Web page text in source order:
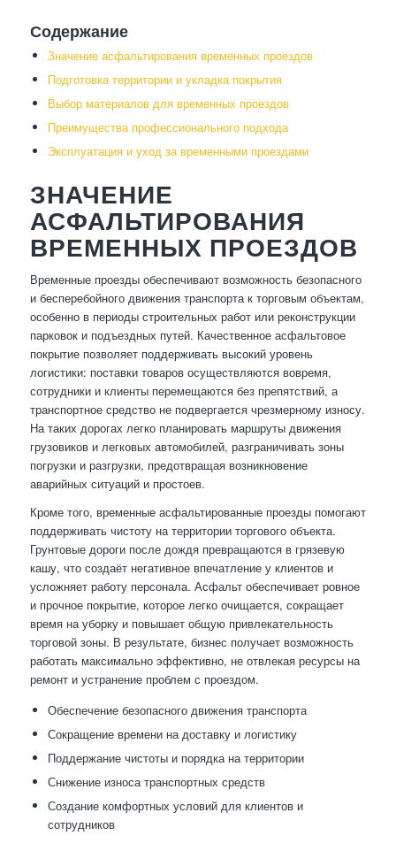
Содержание
Значение асфальтирования временных проездов
Подготовка территории и укладка покрытия
Выбор материалов для временных проездов
Преимущества профессионального подхода
Эксплуатация и уход за временными проездами
ЗНАЧЕНИЕ
АСФАЛЬТИРОВАНИЯ
ВРЕМЕННЫХ ПРОЕЗДОВ
Временные проезды обеспечивают возможность безопасного
и бесперебойного движения транспорта к торговым объектам,
особенно в периоды строительных работ или реконструкции
парковок и подъездных путей. Качественное асфальтовое
покрытие позволяет поддерживать высокий уровень
логистики: поставки товаров осуществляются вовремя,
сотрудники и клиенты перемещаются без препятствий, а
транспортное средство не подвергается чрезмерному износу.
На таких дорогах легко планировать маршруты движения
грузовиков и легковых автомобилей, разграничивать зоны
погрузки и разгрузки, предотвращая возникновение
аварийных ситуаций и простоев.
Кроме того, временные асфальтированные проезды помогают
поддерживать чистоту на территории торгового объекта.
Грунтовые дороги после дождя превращаются в грязевую
кашу, что создаёт негативное впечатление у клиентов и
усложняет работу персонала. Асфальт обеспечивает ровное
и прочное покрытие, которое легко очищается, сокращает
время на уборку и повышает общую привлекательность
торговой зоны. В результате, бизнес получает возможность
работать максимально эффективно, не отвлекая ресурсы на
ремонт и устранение проблем с проездом.
Обеспечение безопасного движения транспорта
Сокращение времени на доставку и логистику
Поддержание чистоты и порядка на территории
Снижение износа транспортных средств
Создание комфортных условий для клиентов и
сотрудников